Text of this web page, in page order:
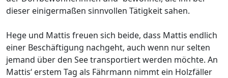
dieser einigermaßen sinnvollen Tätigkeit sahen.
Hege und Mattis freuen sich beide, dass Mattis endlich
einer Beschäftigung nachgeht, auch wenn nur selten
jemand über den See transportiert werden möchte. An
Mattis‘ erstem Tag als Fährmann nimmt ein Holzfäller